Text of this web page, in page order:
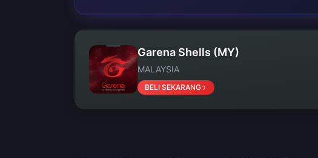
Garena Shells (MY)
MALAYSIA
BELI SEKARANG